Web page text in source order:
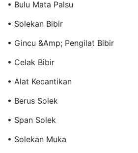
• Bulu Mata Palsu
• Solekan Bibir
• Gincu &amp; Pengilat Bibir
• Celak Bibir
• Alat Kecantikan
• Berus Solek
• Span Solek
• Solekan Muka